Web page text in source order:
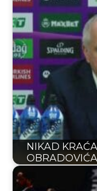
NIKAD